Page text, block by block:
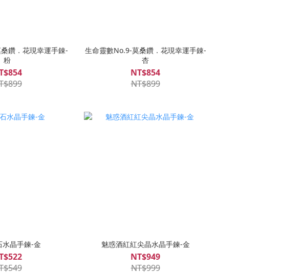
鑽．花現幸運手錬-
粉
生命靈數No.9-莫桑鑽．花現幸運手錬-
杏
NT$854
NT$899
水晶手鍊-金 魅惑酒紅紅尖晶水晶手鍊-金
NT$949
NT$999